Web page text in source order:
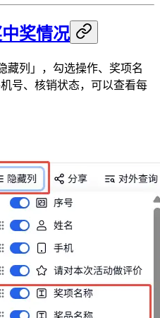
奖情况
藏列」，勾选操作、奖项名
号、核销状态，可以查看每